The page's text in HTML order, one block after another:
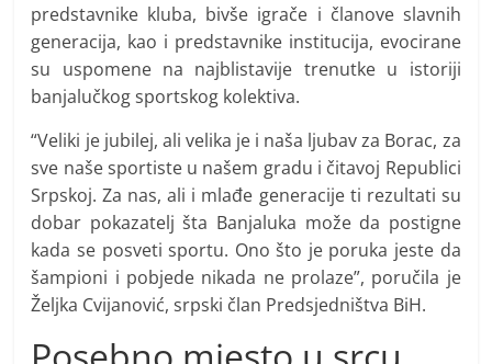
j
e
s
t
i
predstavnike kluba, bivše igrače i članove slavnih
generacija, kao i predstavnike institucija, evocirane
su uspomene na najblistavije trenutke u istoriji
banjalučkog sportskog kolektiva.
“Veliki je jubilej, ali velika je i naša ljubav za Borac, za
sve naše sportiste u našem gradu i čitavoj Republici
Srpskoj. Za nas, ali i mlađe generacije ti rezultati su
dobar pokazatelj šta Banjaluka može da postigne
kada se posveti sportu. Ono što je poruka jeste da
šampioni i pobjede nikada ne prolaze”, poručila je
Željka Cvijanović, srpski član Predsjedništva BiH.